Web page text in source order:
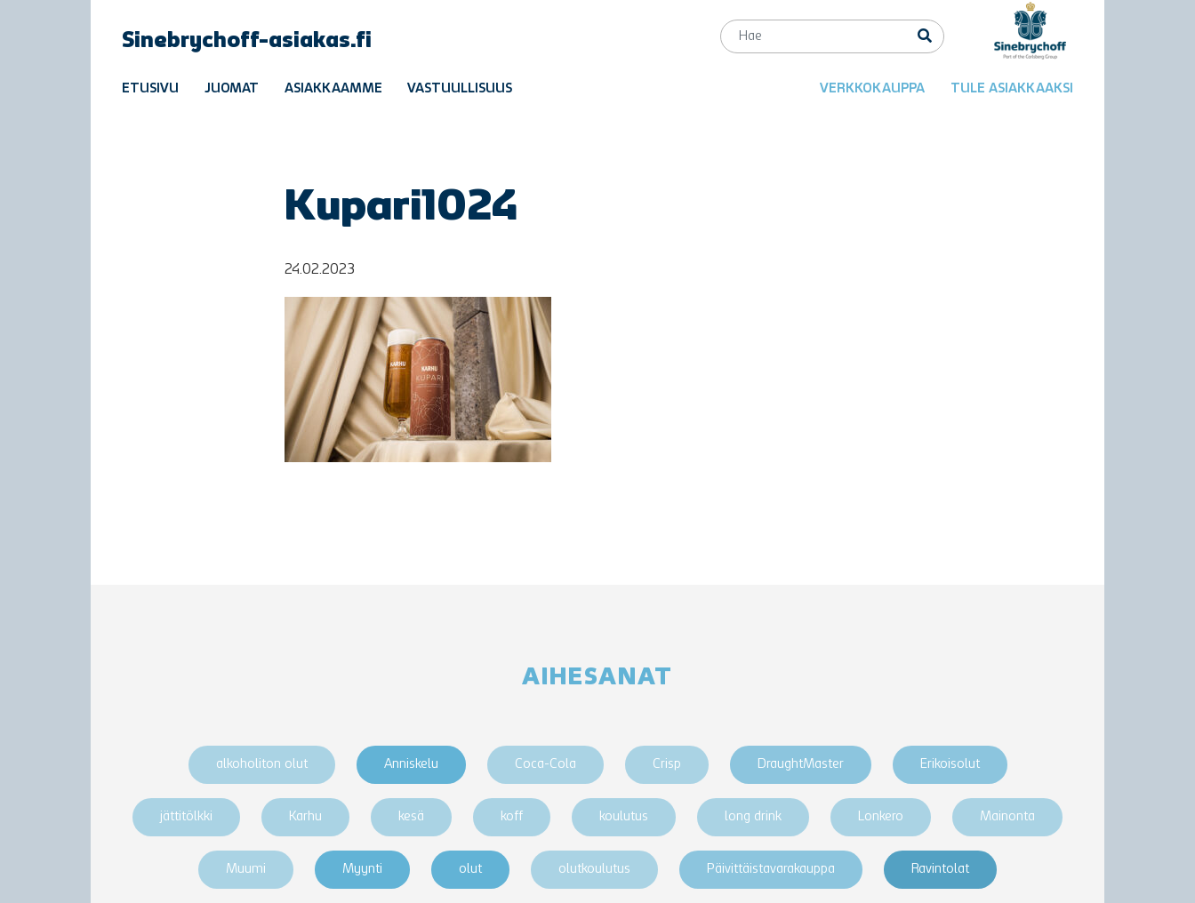
Sinebrychoff-asiakas.fi
ETUSIVU JUOMAT ASIAKKAAMME VASTUULLISUUS VERKKOKAUPPA TULE ASIAKKAAKSI
Kupari1024
24.02.2023
AIHESANAT
alkoholiton olut Anniskelu Coca-Cola Crisp DraughtMaster Erikoisolut
jättitölkki Karhu kesä koff koulutus long drink Lonkero Mainonta
Muumi Myynti olut olutkoulutus Päivittäistavarakauppa Ravintolat